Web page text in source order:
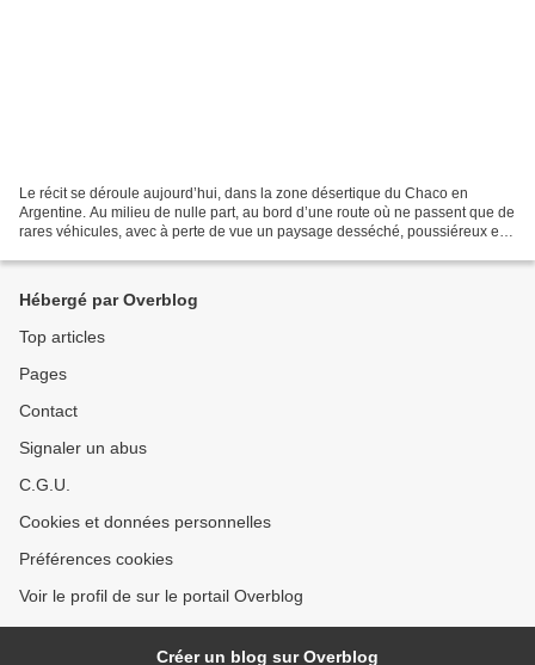
Le récit se déroule aujourd’hui, dans la zone désertique du Chaco en
Argentine. Au milieu de nulle part, au bord d’une route où ne passent que de
rares véhicules, avec à perte de vue un paysage desséché, poussiéreux et
Hébergé par Overblog
Top articles
Pages
Contact
Signaler un abus
C.G.U.
Cookies et données personnelles
Préférences cookies
Voir le profil de sur le portail Overblog
Créer un blog sur Overblog